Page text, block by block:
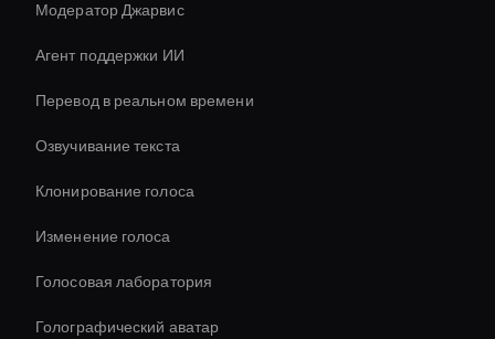
Модератор Джарвис
Агент поддержки ИИ
Перевод в реальном времени
Озвучивание текста
Клонирование голоса
Изменение голоса
Голосовая лаборатория
Голографический аватар